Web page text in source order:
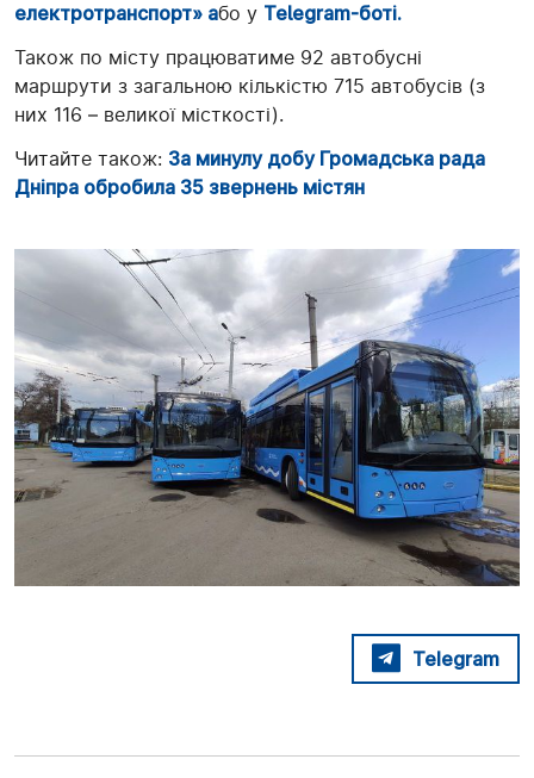
електротранспорт» або у Telegram-боті.
Також по місту працюватиме 92 автобусні
маршрути з загальною кількістю 715 автобусів (з
них 116 – великої місткості).
Читайте також: За минулу добу Громадська рада
Дніпра обробила 35 звернень містян
Telegram